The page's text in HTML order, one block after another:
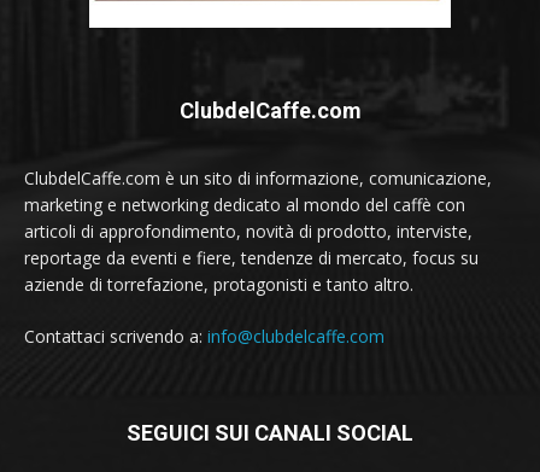
ClubdelCaffe.com
ClubdelCaffe.com è un sito di informazione, comunicazione,
marketing e networking dedicato al mondo del caffè con
articoli di approfondimento, novità di prodotto, interviste,
reportage da eventi e fiere, tendenze di mercato, focus su
aziende di torrefazione, protagonisti e tanto altro.
Contattaci scrivendo a: info@clubdelcaffe.com
SEGUICI SUI CANALI SOCIAL